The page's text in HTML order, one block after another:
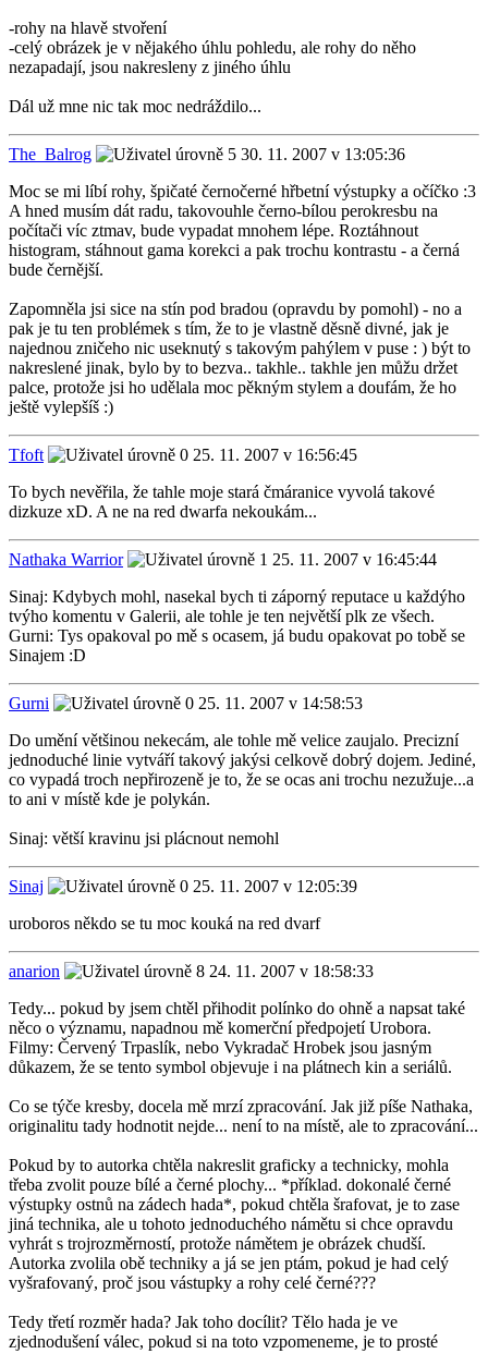
-rohy na hlavě stvoření
-celý obrázek je v nějakého úhlu pohledu, ale rohy do něho
nezapadají, jsou nakresleny z jiného úhlu
Dál už mne nic tak moc nedráždilo...
The_Balrog
30. 11. 2007 v 13:05:36
Moc se mi líbí rohy, špičaté černočerné hřbetní výstupky a očíčko :3
A hned musím dát radu, takovouhle černo-bílou perokresbu na
počítači víc ztmav, bude vypadat mnohem lépe. Roztáhnout
histogram, stáhnout gama korekci a pak trochu kontrastu - a černá
bude černější.
Zapomněla jsi sice na stín pod bradou (opravdu by pomohl) - no a
pak je tu ten problémek s tím, že to je vlastně děsně divné, jak je
najednou zničeho nic useknutý s takovým pahýlem v puse : ) být to
nakreslené jinak, bylo by to bezva.. takhle.. takhle jen můžu držet
palce, protože jsi ho udělala moc pěkným stylem a doufám, že ho
ještě vylepšíš :)
Tfoft
25. 11. 2007 v 16:56:45
To bych nevěřila, že tahle moje stará čmáranice vyvolá takové
dizkuze xD. A ne na red dwarfa nekoukám...
Nathaka Warrior
25. 11. 2007 v 16:45:44
Sinaj: Kdybych mohl, nasekal bych ti záporný reputace u každýho
tvýho komentu v Galerii, ale tohle je ten největší plk ze všech.
Gurni: Tys opakoval po mě s ocasem, já budu opakovat po tobě se
Sinajem :D
Gurni
25. 11. 2007 v 14:58:53
Do umění většinou nekecám, ale tohle mě velice zaujalo. Precizní
jednoduché linie vytváří takový jakýsi celkově dobrý dojem. Jediné,
co vypadá troch nepřirozeně je to, že se ocas ani trochu nezužuje...a
to ani v místě kde je polykán.
Sinaj: větší kravinu jsi plácnout nemohl
Sinaj
25. 11. 2007 v 12:05:39
uroboros někdo se tu moc kouká na red dvarf
anarion
24. 11. 2007 v 18:58:33
Tedy... pokud by jsem chtěl přihodit polínko do ohně a napsat také
něco o významu, napadnou mě komerční předpojetí Urobora.
Filmy: Červený Trpaslík, nebo Vykradač Hrobek jsou jasným
důkazem, že se tento symbol objevuje i na plátnech kin a seriálů.
Co se týče kresby, docela mě mrzí zpracování. Jak již píše Nathaka,
originalitu tady hodnotit nejde... není to na místě, ale to zpracování...
Pokud by to autorka chtěla nakreslit graficky a technicky, mohla
třeba zvolit pouze bílé a černé plochy... *příklad. dokonalé černé
výstupky ostnů na zádech hada*, pokud chtěla šrafovat, je to zase
jiná technika, ale u tohoto jednoduchého námětu si chce opravdu
vyhrát s trojrozměrností, protože námětem je obrázek chudší.
Autorka zvolila obě techniky a já se jen ptám, pokud je had celý
vyšrafovaný, proč jsou vástupky a rohy celé černé???
Tedy třetí rozměr hada? Jak toho docílit? Tělo hada je ve
zjednodušení válec, pokud si na toto vzpomeneme, je to prosté